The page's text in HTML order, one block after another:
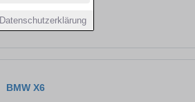
Datenschutzerklärung
BMW X6